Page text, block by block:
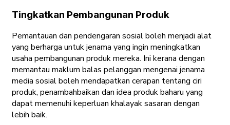
Tingkatkan Pembangunan Produk
Pemantauan dan pendengaran sosial boleh menjadi alat
yang berharga untuk jenama yang ingin meningkatkan
usaha pembangunan produk mereka. Ini kerana dengan
memantau maklum balas pelanggan mengenai jenama
media sosial boleh mendapatkan cerapan tentang ciri
produk, penambahbaikan dan idea produk baharu yang
dapat memenuhi keperluan khalayak sasaran dengan
lebih baik.